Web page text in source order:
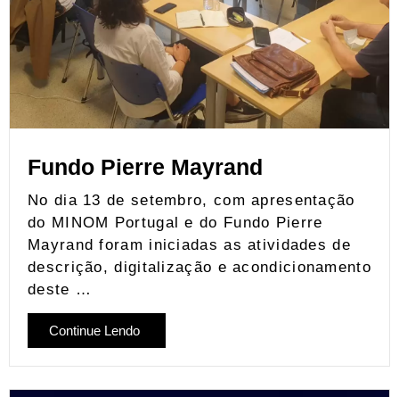
Fundo Pierre Mayrand
No dia 13 de setembro, com apresentação
do MINOM Portugal e do Fundo Pierre
Mayrand foram iniciadas as atividades de
descrição, digitalização e acondicionamento
deste …
Continue Lendo